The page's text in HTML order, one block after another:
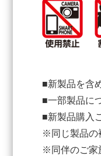
■新製品を含
■一部製品に
■新製品購入
※同じ製品の
※同伴のご家